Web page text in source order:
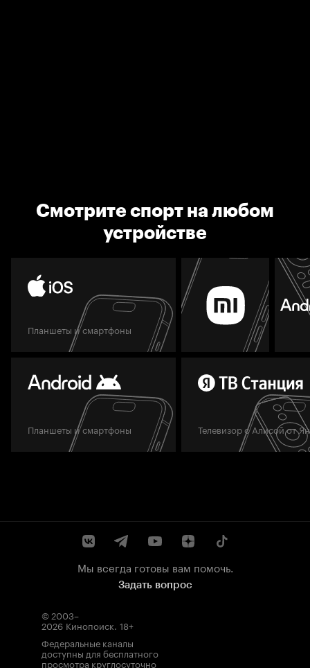
Смотрите спорт на любом
устройстве
Планшеты и смартфоны
Планшеты и смартфоны Телевизор с Алисой от
Мы всегда готовы вам помочь.
Задать вопрос
© 2003–
2026 Кинопоиск. 18+
Федеральные каналы
доступны для бесплатного
просмотра круглосуточно